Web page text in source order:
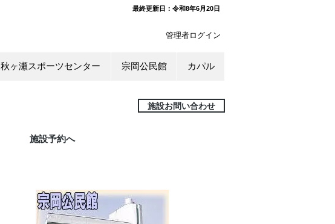
​最終更新日：令和8年6月20日
管理者ログイン
秋ヶ瀬スポーツセンター 宗岡公民館 カパル
施設お問い合わせ
施設予約へ